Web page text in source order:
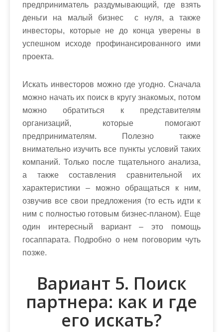
предприниматель раздумывающий, где взять
деньги на малый бизнес с нуля, а также
инвесторы, которые не до конца уверены в
успешном исходе профинансированного ими
проекта.
Искать инвесторов можно где угодно. Сначала
можно начать их поиск в кругу знакомых, потом
можно обратиться к представителям
организаций, которые помогают
предпринимателям. Полезно также
внимательно изучить все пункты условий таких
компаний. Только после тщательного анализа,
а также составления сравнительной их
характеристики – можно обращаться к ним,
озвучив все свои предложения (то есть идти к
ним с полностью готовым бизнес-планом). Еще
один интересный вариант – это помощь
госаппарата. Подробно о нем поговорим чуть
позже.
Вариант 5. Поиск
партнера: как и где
его искать?